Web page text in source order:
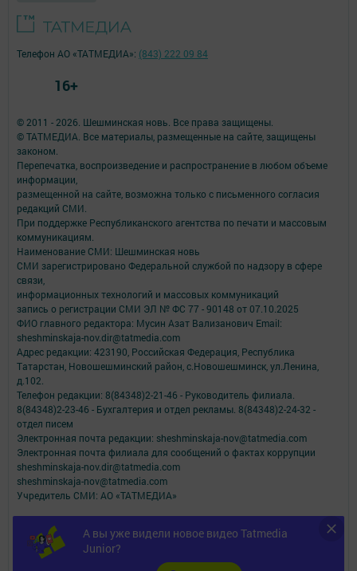
А вы уже видели новое видео Tatmedia
Junior?
© 2011 - 2026. Шешминская новь. Все права защищены.
© ТАТМЕДИА. Все материалы, размещенные на сайте, защищены
законом.
Перепечатка, воспроизведение и распространение в любом объеме
информации,
размещенной на сайте, возможна только с письменного согласия
редакций СМИ.
При поддержке Республиканского агентства по печати и массовым
коммуникациям.
Наименование СМИ: Шешминская новь
СМИ зарегистрировано Федеральной службой по надзору в сфере
связи,
информационных технологий и массовых коммуникаций
запись о регистрации СМИ ЭЛ № ФС 77 - 90148 от 07.10.2025
ФИО главного редактора: Мусин Азат Вализанович Email:
sheshminskaja-nov.dir@tatmedia.com
Адрес редакции: 423190, Российская Федерация, Республика
Татарстан, Новошешминский район, с.Новошешминск, ул.Ленина,
д.102.
Телефон редакции: 8(84348)2-21-46 - Руководитель филиала.
8(84348)2-23-46 - Бухгалтерия и отдел рекламы. 8(84348)2-24-32 -
отдел писем
Электронная почта редакции: sheshminskaja-nov@tatmedia.com
Электронная почта филиала для сообщений о фактах коррупции
sheshminskaja-nov.dir@tatmedia.com
sheshminskaja-nov@tatmedia.com
Учредитель СМИ: АО «ТАТМЕДИА»
Антикоррупционная политика
АО «ТАТМЕДИА» использует «cookie»для персонализации сервисов и
удобства пользователей сайтом.
Использование «cookie» можно отменить в настройках браузера.
Телефон АО «ТАТМЕДИА»: (843) 222 09 84
16+